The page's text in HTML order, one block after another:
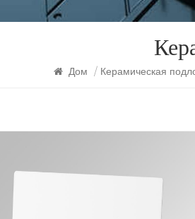
Дом / Керамическая